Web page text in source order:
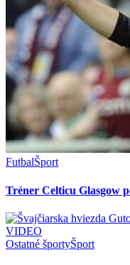
FutbalŠport
Tréner Celticu Glasgow
Ostatné športyŠport